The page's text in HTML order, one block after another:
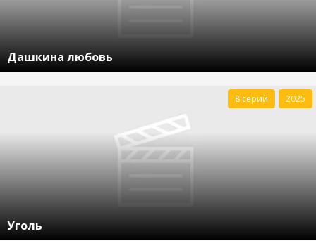
Дашкина любовь
Уголь
8 серий 2025